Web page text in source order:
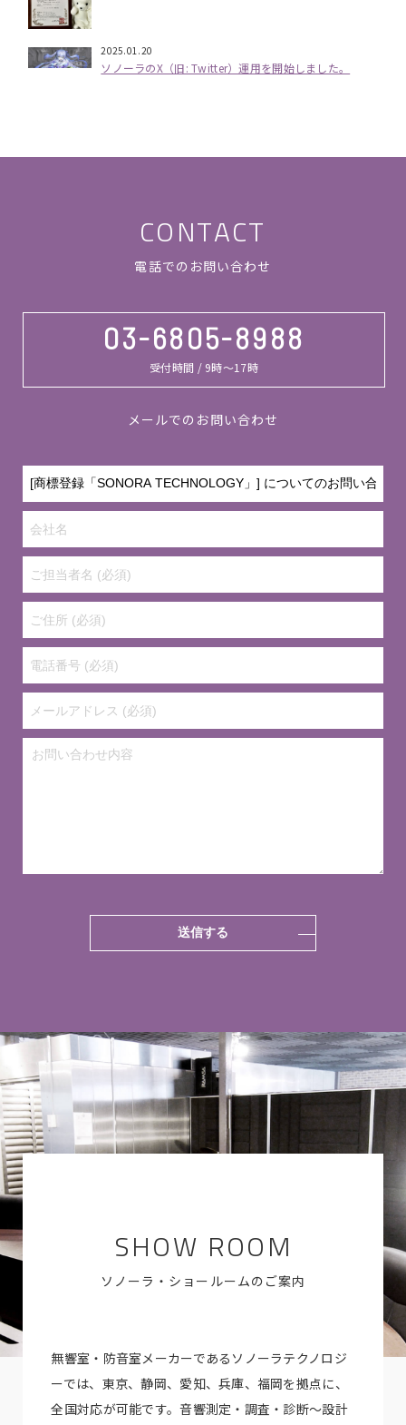
2025.01.20
ソノーラのX（旧: Twitter）運用を開始しました。
CONTACT
電話でのお問い合わせ
03-6805-8988
受付時間 / 9時～17時
メールでのお問い合わせ
SHOW ROOM
ソノーラ・ショールームのご案内
無響室・防音室メーカーであるソノーラテクノロジ
ーでは、東京、静岡、愛知、兵庫、福岡を拠点に、
全国対応が可能です。音響測定・調査・診断～設計